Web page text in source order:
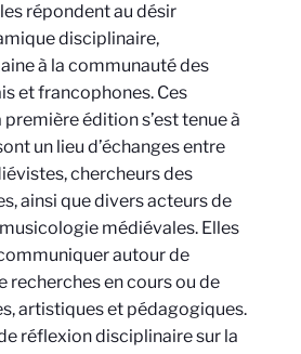
répondent au désir
disciplinaire,
à la communauté des
et francophones. Ces
édition s’est tenue à
un lieu d’échanges entre
chercheurs des
ainsi que divers acteurs de
médiévales. Elles
autour de
recherches en cours ou de
artistiques et pédagogiques.
réflexion disciplinaire sur la